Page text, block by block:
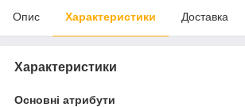
Опис Характеристики Доставка
Характеристики
Основні атрибути